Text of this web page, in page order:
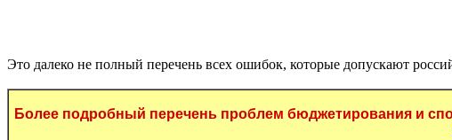
Это далеко не полный перечень всех ошибок, которые допускают
Более подробный перечень проблем бюджетирования и